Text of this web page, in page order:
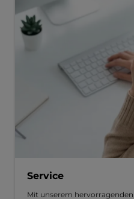
Service
Mit unserem